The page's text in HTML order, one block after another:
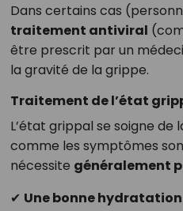
Dans certains cas
traitement antiviral
être prescrit par un
la gravité de la grippe.
Traitement de l’état
L’état grippal se soigne de
comme les symptômes
nécessite généralement
✔ Une bonne